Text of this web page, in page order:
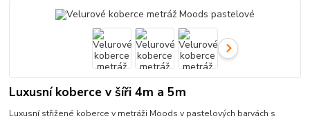
Luxusní koberce v šíři 4m a 5m
Luxusní střižené koberce v metráži Moods v pastelových barvách s